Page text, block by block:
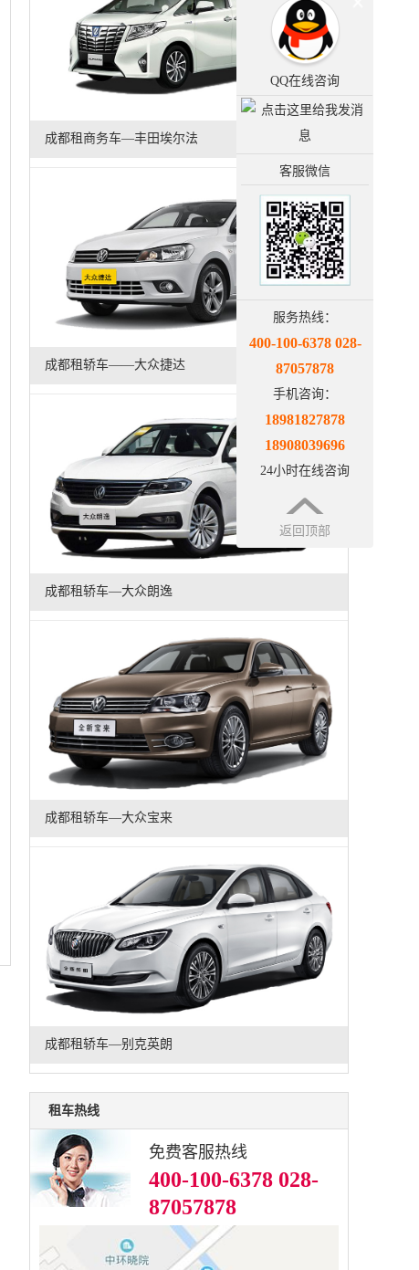
成都租商务车—丰田埃尔法
成都租轿车——大众捷达
成都租轿车—大众朗逸
成都租轿车—大众宝来
成都租轿车—别克英朗
租车热线
免费客服热线
400-100-6378 028-
87057878
QQ在线咨询
客服微信
服务热线：
400-100-6378 028-
87057878
手机咨询：
18981827878
18908039696
24小时在线咨询
返回顶部